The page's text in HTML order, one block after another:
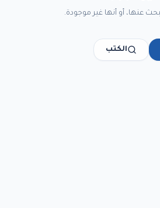
عنها، أو أنها غير موجودة.
الكتب